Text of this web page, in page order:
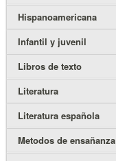
Hispanoamericana
Infantil y juvenil
Libros de texto
Literatura
Literatura española
Metodos de ensañanza